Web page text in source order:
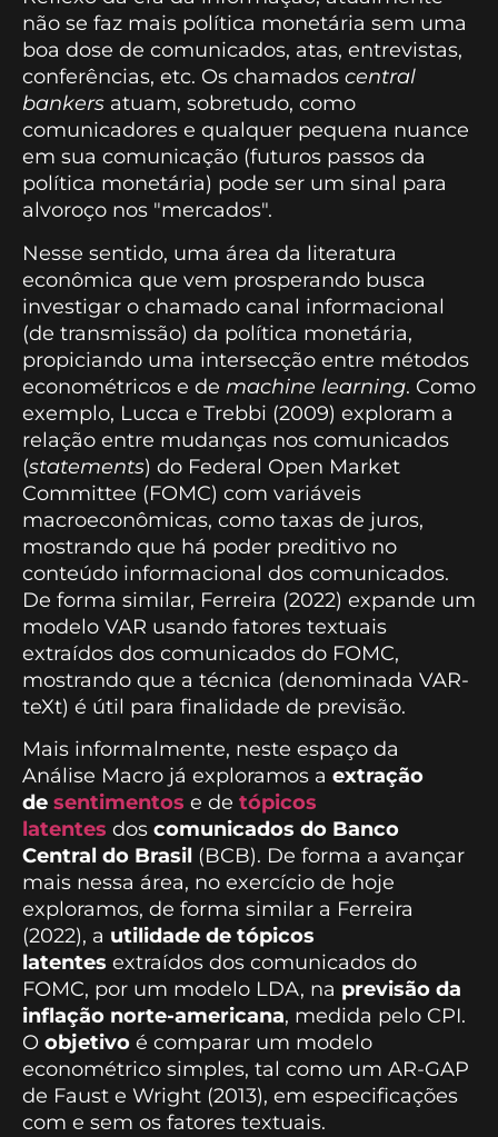
não se faz mais política monetária sem uma
boa dose de comunicados, atas, entrevistas,
conferências, etc. Os chamados central
bankers atuam, sobretudo, como
comunicadores e qualquer pequena nuance
em sua comunicação (futuros passos da
política monetária) pode ser um sinal para
alvoroço nos "mercados".
Nesse sentido, uma área da literatura
econômica que vem prosperando busca
investigar o chamado canal informacional
(de transmissão) da política monetária,
propiciando uma intersecção entre métodos
econométricos e de machine learning. Como
exemplo, Lucca e Trebbi (2009) exploram a
relação entre mudanças nos comunicados
(statements) do Federal Open Market
Committee (FOMC) com variáveis
macroeconômicas, como taxas de juros,
mostrando que há poder preditivo no
conteúdo informacional dos comunicados.
De forma similar, Ferreira (2022) expande um
modelo VAR usando fatores textuais
extraídos dos comunicados do FOMC,
mostrando que a técnica (denominada VAR-
teXt) é útil para finalidade de previsão.
Mais informalmente, neste espaço da
Análise Macro já exploramos a extração
de sentimentos e de tópicos
latentes dos comunicados do Banco
Central do Brasil (BCB). De forma a avançar
mais nessa área, no exercício de hoje
exploramos, de forma similar a Ferreira
(2022), a utilidade de tópicos
latentes extraídos dos comunicados do
FOMC, por um modelo LDA, na previsão da
inflação norte-americana, medida pelo CPI.
O objetivo é comparar um modelo
econométrico simples, tal como um AR-GAP
de Faust e Wright (2013), em especificações
com e sem os fatores textuais.